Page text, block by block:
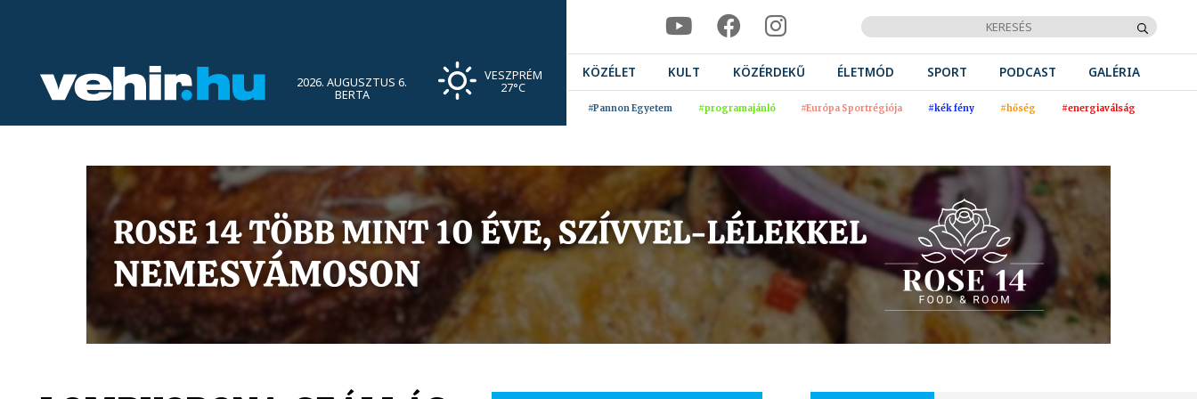
2026. AUGUSZTUS 6.
BERTA
VESZPRÉM
27°C
KÖZÉLET KULT KÖZÉRDEKŰ ÉLETMÓD SPORT PODCAST GALÉRIA
#Pannon Egyetem #programajánló #Európa Sportrégiója #kék fény #hőség #energiaválság